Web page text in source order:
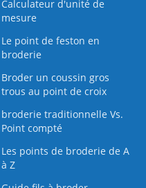
Calculateur d'unité de
mesure
Le point de feston en
broderie
Broder un coussin gros
trous au point de croix
broderie traditionnelle Vs.
Point compté
Les points de broderie de A
à Z